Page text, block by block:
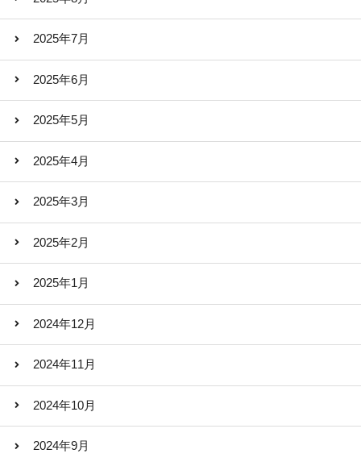
2025年7月
2025年6月
2025年5月
2025年4月
2025年3月
2025年2月
2025年1月
2024年12月
2024年11月
2024年10月
2024年9月